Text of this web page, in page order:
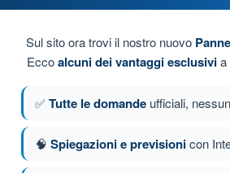
Sul sito ora trovi il nostro nuovo
Eccoalcuni dei vantaggi esclusivia
✅Tutte le domande ufficiali,
🧠 Spiegazioni e previsionicon